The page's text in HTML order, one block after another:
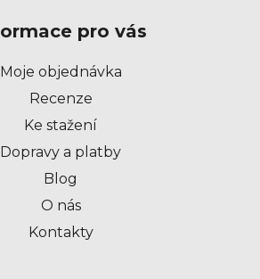
pro vás
Moje objednávka
Recenze
Ke stažení
Dopravy a platby
Blog
O nás
Kontakty